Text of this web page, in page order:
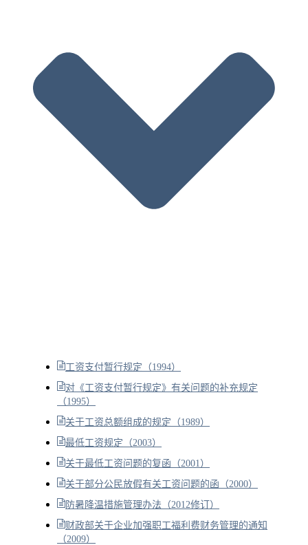
工资支付暂行规定（1994）
对《工资支付暂行规定》有关问题的补充规定
（1995）
关于工资总额组成的规定（1989）
最低工资规定（2003）
关于最低工资问题的复函（2001）
关于部分公民放假有关工资问题的函（2000）
防暑降温措施管理办法（2012修订）
财政部关于企业加强职工福利费财务管理的通知
（2009）